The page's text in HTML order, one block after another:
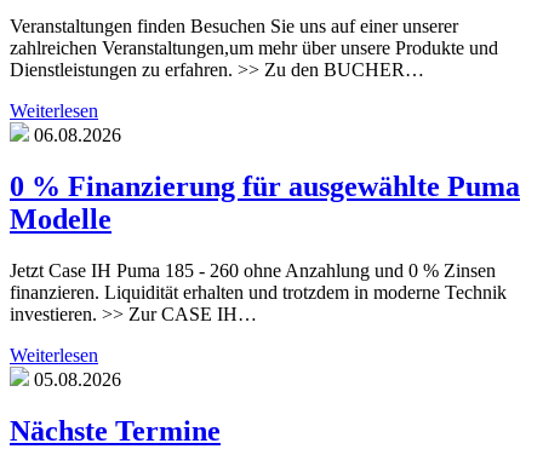
Veranstaltungen finden Besuchen Sie uns auf einer unserer
zahlreichen Veranstaltungen,um mehr über unsere Produkte und
Dienstleistungen zu erfahren. >> Zu den BUCHER…
Weiterlesen
06.08.2026
0 % Finanzierung für ausgewählte Puma
Modelle
Jetzt Case IH Puma 185 - 260 ohne Anzahlung und 0 % Zinsen
finanzieren. Liquidität erhalten und trotzdem in moderne Technik
investieren. >> Zur CASE IH…
Weiterlesen
05.08.2026
Nächste Termine